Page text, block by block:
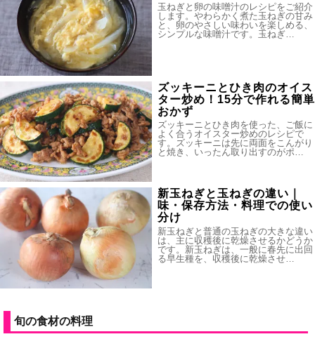
玉ねぎと卵の味噌汁のレシピをご紹介
します。やわらかく煮た玉ねぎの甘み
と、卵のやさしい味わいを楽しめる、
シンプルな味噌汁です。玉ねぎ…
ズッキーニとひき肉のオイス
ター炒め！15分で作れる簡単
おかず
ズッキーニとひき肉を使った、ご飯に
よく合うオイスター炒めのレシピで
す。ズッキーニは先に両面をこんがり
と焼き、いったん取り出すのがポ…
新玉ねぎと玉ねぎの違い｜
味・保存方法・料理での使い
分け
新玉ねぎと普通の玉ねぎの大きな違い
は、主に収穫後に乾燥させるかどうか
です。新玉ねぎは、一般に春先に出回
る早生種を、収穫後に乾燥させ…
旬の食材の料理